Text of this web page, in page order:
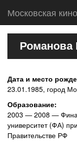
Московская
Романова
Дата и место
23.01.1985, город
Образование:
2003 — 2008 —
университет (ФА) при
Правительстве РФ